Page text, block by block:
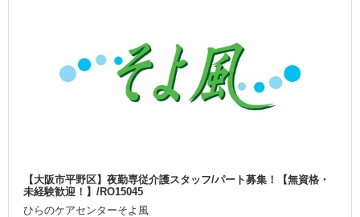
【大阪市平野区】夜勤専従介護スタッフ/パート募集！【無資格・
未経験歓迎！】/RO15045
ひらのケアセンターそよ風